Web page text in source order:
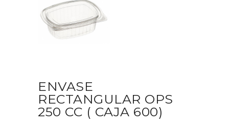
ENVASE
RECTANGULAR OPS
250 CC ( CAJA 600)